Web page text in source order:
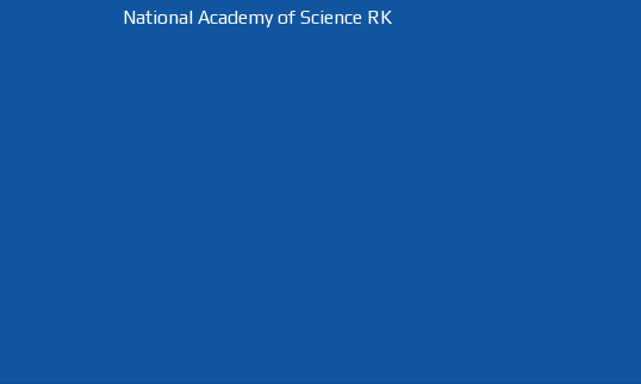
National Academy of Science RK